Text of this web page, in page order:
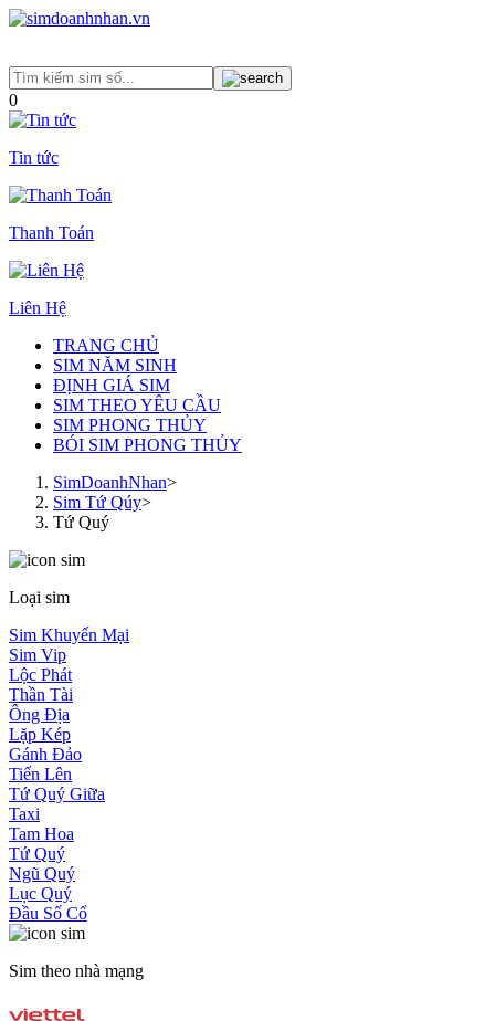
0
Tin tức
Thanh Toán
Liên Hệ
TRANG CHỦ
SIM NĂM SINH
ĐỊNH GIÁ SIM
SIM THEO YÊU CẦU
SIM PHONG THỦY
BÓI SIM PHONG THỦY
SimDoanhNhan>
Sim Tứ Qúy>
Tứ Quý
Loại sim
Sim Khuyến Mại
Sim Vip
Lộc Phát
Thần Tài
Ông Địa
Lặp Kép
Gánh Đảo
Tiến Lên
Tứ Quý Giữa
Taxi
Tam Hoa
Tứ Quý
Ngũ Quý
Lục Quý
Đầu Số Cổ
Sim theo nhà mạng